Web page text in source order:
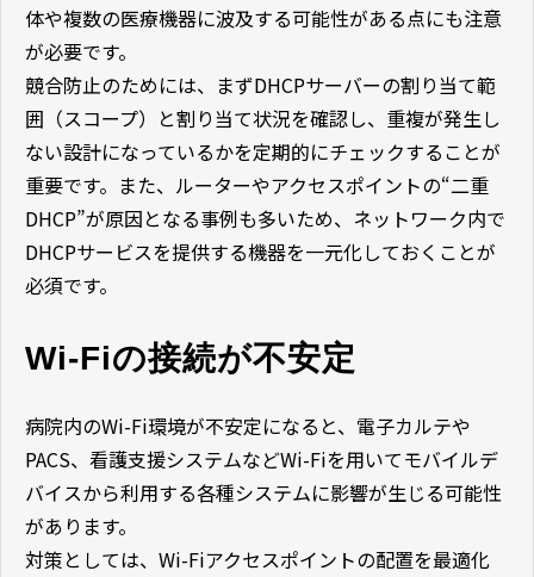
体や複数の医療機器に波及する可能性がある点にも注意
が必要です。
競合防止のためには、まずDHCPサーバーの割り当て範
囲（スコープ）と割り当て状況を確認し、重複が発生し
ない設計になっているかを定期的にチェックすることが
重要です。また、ルーターやアクセスポイントの“二重
DHCP”が原因となる事例も多いため、ネットワーク内で
DHCPサービスを提供する機器を一元化しておくことが
必須です。
Wi-Fiの接続が不安定
病院内のWi-Fi環境が不安定になると、電子カルテや
PACS、看護支援システムなどWi-Fiを用いてモバイルデ
バイスから利用する各種システムに影響が生じる可能性
があります。
対策としては、Wi-Fiアクセスポイントの配置を最適化